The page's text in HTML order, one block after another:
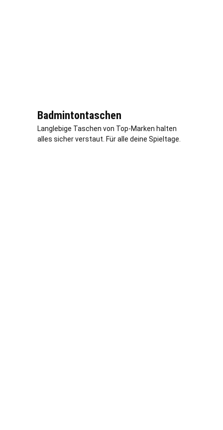
Badmintontaschen
Langlebige Taschen von Top-Marken halten
alles sicher verstaut. Für alle deine Spieltage.